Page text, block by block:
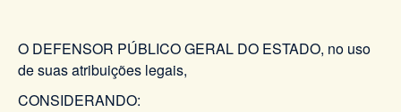
O DEFENSOR PÚBLICO GERAL DO ESTADO, no uso
de suas atribuições legais,
CONSIDERANDO: